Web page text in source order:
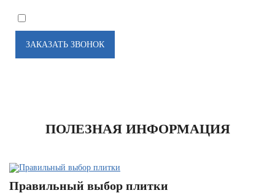
ПОЛЕЗНАЯ ИНФОРМАЦИЯ
Правильный выбор плитки